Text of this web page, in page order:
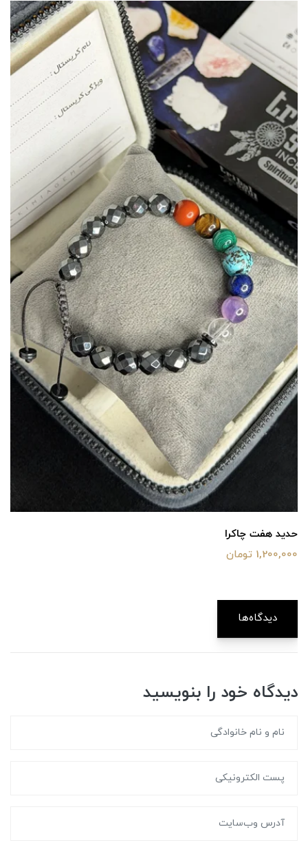
حدید هفت چاکرا
1,200,000 تومان
دیدگاه‌ها
دیدگاه خود را بنویسید